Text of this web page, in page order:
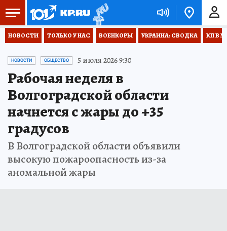
НОВОСТИ ТОЛЬКО У НАС ВОЕНКОРЫ УКРАИНА: СВОДКА КП В
НОВОСТИ ОБЩЕСТВО 5 июля 2026 9:30
Рабочая неделя в
Волгоградской области
начнется с жары до +35
градусов
В Волгоградской области объявили
высокую пожароопасность из-за
аномальной жары